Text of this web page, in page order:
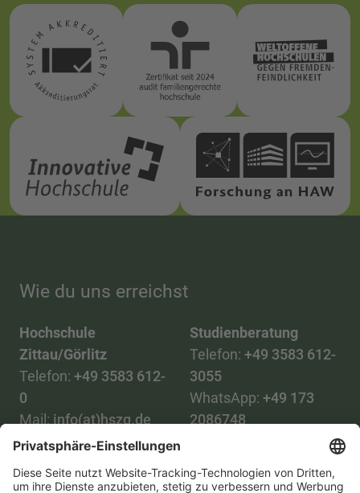
Wie du uns erreichst
Hochschule
Zittau/Görlitz
Telefon: +49 3583 612-
0
Mail:info(at)hszg.de
Studienberatung
Telefon: +49 3583 612-
3055
WhatsApp: +49 173
2086748